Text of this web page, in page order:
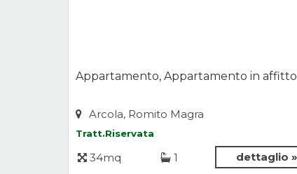
Appartamento, Appartamento in affitto
Arcola, Romito Magra
Tratt.Riservata
34mq 1 dettaglio »